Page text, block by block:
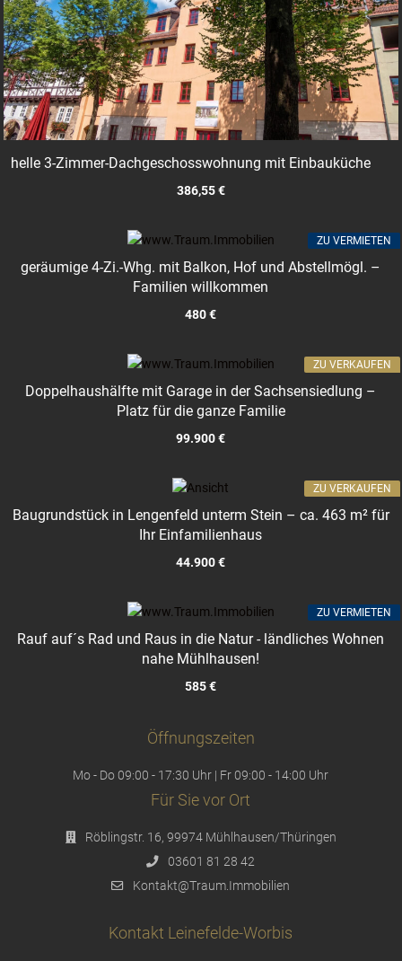
helle 3-Zimmer-Dachgeschosswohnung mit Einbauküche
386,55 €
geräumige 4-Zi.-Whg. mit Balkon, Hof und Abstellmögl. –
Familien willkommen
480 €
ZU VERMIETEN
Doppelhaushälfte mit Garage in der Sachsensiedlung –
Platz für die ganze Familie
99.900 €
ZU VERKAUFEN
Baugrundstück in Lengenfeld unterm Stein – ca. 463 m² für
Ihr Einfamilienhaus
44.900 €
ZU VERKAUFEN
Rauf auf´s Rad und Raus in die Natur - ländliches Wohnen
nahe Mühlhausen!
585 €
ZU VERMIETEN
Öffnungszeiten
Mo - Do 09:00 - 17:30 Uhr | Fr 09:00 - 14:00 Uhr
Für Sie vor Ort
Röblingstr. 16, 99974 Mühlhausen/Thüringen
03601 81 28 42
Kontakt@Traum.Immobilien
Kontakt Leinefelde-Worbis